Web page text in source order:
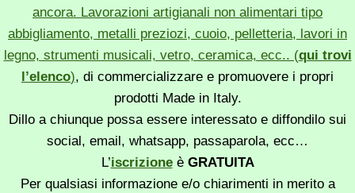
ancora. Lavorazioni artigianali non alimentari tipo
abbigliamento, metalli preziozi, cuoio, pelletteria, lavori in
legno, strumenti musicali, vetro, ceramica, ecc.. (qui trovi
l’elenco), di commercializzare e promuovere i propri
prodotti Made in Italy.
Dillo a chiunque possa essere interessato e diffondilo sui
social, email, whatsapp, passaparola, ecc…
L’iscrizioneè GRATUITA
Per qualsiasi informazione e/o chiarimenti in merito a